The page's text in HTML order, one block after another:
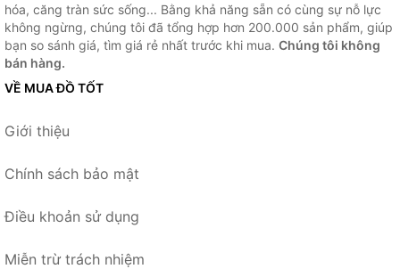
hóa, căng tràn sức sống... Bằng khả năng sẵn có cùng sự nỗ lực
không ngừng, chúng tôi đã tổng hợp hơn 200.000 sản phẩm, giúp
bạn so sánh giá, tìm giá rẻ nhất trước khi mua. Chúng tôi không
bán hàng.
VỀ MUA ĐỒ TỐT
Giới thiệu
Chính sách bảo mật
Điều khoản sử dụng
Miễn trừ trách nhiệm